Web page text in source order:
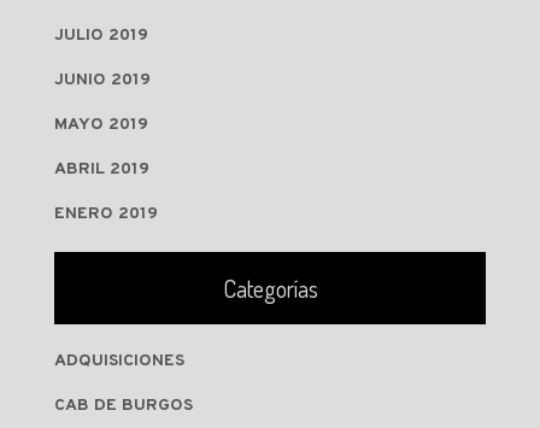
JULIO 2019
JUNIO 2019
MAYO 2019
ABRIL 2019
ENERO 2019
Categorías
ADQUISICIONES
CAB DE BURGOS